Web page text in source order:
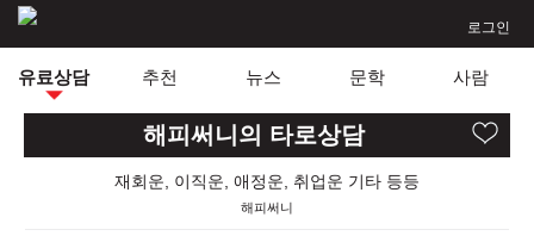
로그인
유료상담 추천 뉴스 문학 사람
해피써니의 타로상담
재회운, 이직운, 애정운, 취업운 기타 등등
해피써니